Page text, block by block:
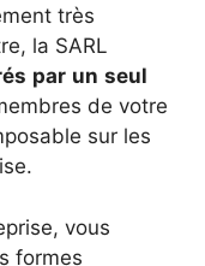
très
la SARL
par un seul
de votre
sur les
vous
formes